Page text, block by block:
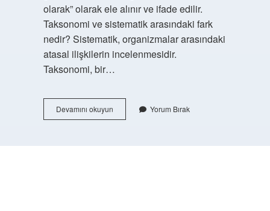
olarak” olarak ele alınır ve ifade edilir.
Taksonomi ve sistematik arasındaki fark
nedir? Sistematik, organizmalar arasındaki
atasal ilişkilerin incelenmesidir.
Taksonomi, bir…
Devamını okuyunSistematik
Ne
Yorum Bırak